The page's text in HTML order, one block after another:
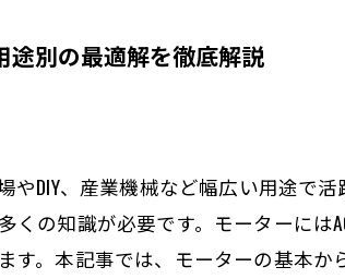
途別の最適解を徹底解説
やDIY、産業機械など幅広い用途で
の知識が必要です。モーターには
す。本記事では、モーターの基本